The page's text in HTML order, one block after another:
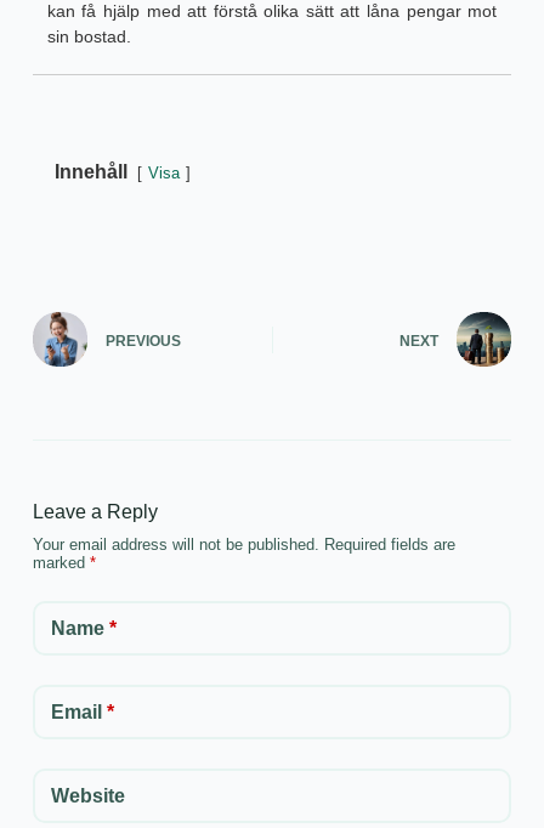
kan få hjälp med att förstå olika sätt att låna pengar mot
sin bostad.
Innehåll Visa
PREVIOUS NEXT
Leave a Reply
Your email address will not be published. Required fields are
marked *
Name*
Email *
Website